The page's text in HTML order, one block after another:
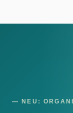
— NEU: